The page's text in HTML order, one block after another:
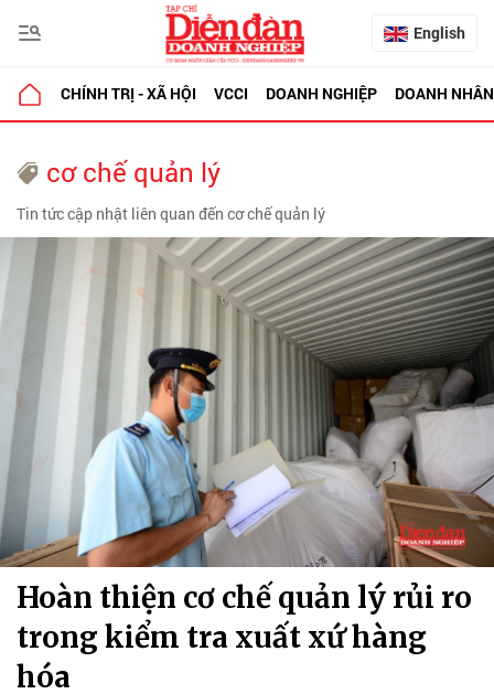
English
CHÍNH TRỊ - XÃ HỘI VCCI DOANH NGHIỆP DOANH NHÂN
cơ chế quản lý
Tin tức cập nhật liên quan đến cơ chế quản lý
Hoàn thiện cơ chế quản lý rủi ro
trong kiểm tra xuất xứ hàng
hóa